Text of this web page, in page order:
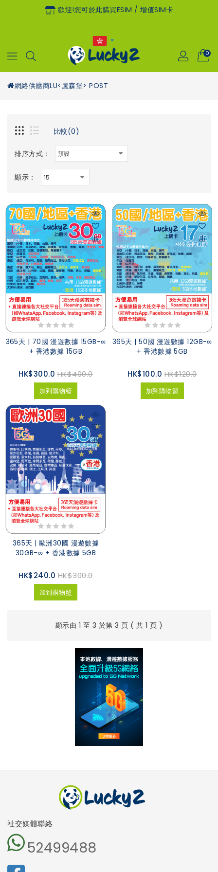
歡迎!您可於此購買eSIM / 增值SIM卡
0
網絡供應商LU<盧森堡> POST
比較(0)
排序方式：
顯示：
365天 | 70國 漫遊數據 15GB-∞
+ 香港數據 15GB
HK$300.0 HK$400.0
加到購物籃
365天 | 50國 漫遊數據 12GB-∞
+ 香港數據 5GB
HK$100.0 HK$120.0
加到購物籃
365天 | 歐洲30國 漫遊數據
30GB-∞ + 香港數據 5GB
HK$240.0 HK$300.0
加到購物籃
顯示由 1 至 3 於第 3 頁 ( 共 1 頁 )
社交媒體聯絡
52499488